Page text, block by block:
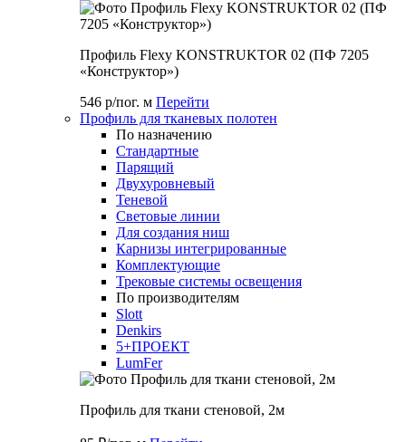
Профиль Flexy KONSTRUKTOR 02 (ПФ 7205
«Конструктор»)
546 р/пог. м Перейти
Профиль для тканевых полотен
По назначению
Стандартные
Парящий
Двухуровневый
Теневой
Световые линии
Для создания ниш
Карнизы интегрированные
Комплектующие
Трековые системы освещения
По производителям
Slott
Denkirs
5+ПРОЕКТ
LumFer
Профиль для ткани стеновой, 2м